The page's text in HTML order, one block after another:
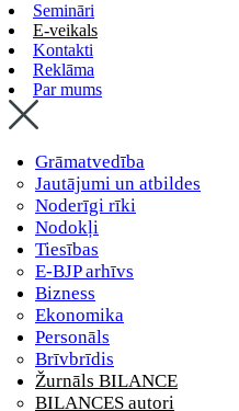
Semināri
E-veikals
Kontakti
Reklāma
Par mums
Grāmatvedība
Jautājumi un atbildes
Noderīgi rīki
Nodokļi
Tiesības
E-BJP arhīvs
Bizness
Ekonomika
Personāls
Brīvbrīdis
Žurnāls BILANCE
BILANCES autori